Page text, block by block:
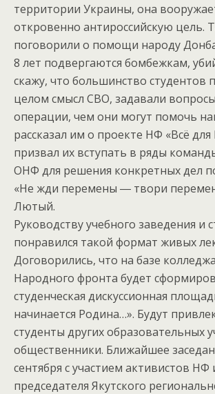
территории Украины, она
откровенно антироссийскую цель.
поговорили о помощи народу
8 лет подвергаются бомбежкам,
скажу, что большинство студентов
целом смысл СВО, задавали
операции, чем они могут помочь
рассказал им о проекте НФ «Всё
призвал их вступать в ряды
ОНФ для решения конкретных дел
«Не жди перемены ― твори
Лютый.
Руководству учебного заведения и
понравился такой формат живых
Договорились, что на базе
Народного фронта будет
студенческая дискуссионная
начинается Родина…». Будут
студенты других образовательных
общественники. Ближайшее
сентября с участием активистов НФ
председателя Якутского